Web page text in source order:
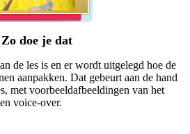
doe je dat
de les is en er wordt uitgelegd hoe de
aanpakken. Dat gebeurt aan de hand
met voorbeeldafbeeldingen van het
voice-over.